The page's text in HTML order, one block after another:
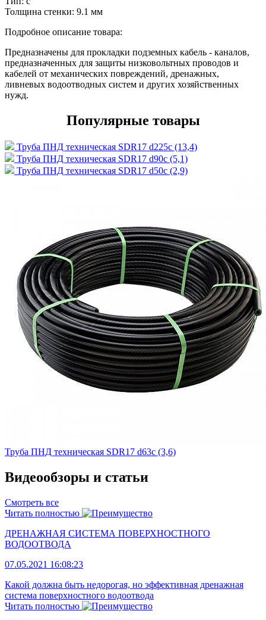
Толщина стенки: 9.1 мм
Подробное описание товара:
Предназначены для прокладки подземных кабель - каналов,
предназначенных для защиты низковольтных проводов и
кабелей от механических повреждений, дренажных,
ливневых водоотводных систем и других хозяйственных
нужд.
Популярные товары
Труба ПНД техническая SDR17 d225с (13,4)
Труба ПНД техническая SDR17 d90с (5,1)
Труба ПНД техническая SDR17 d50с (2,9)
Труба ПНД техническая SDR17 d63с (3,6)
Видеообзоры и статьи
Смотреть все
Читать полностью
ДРЕНАЖНАЯ СИСТЕМА ПОВЕРХНОСТНОГО
ВОДООТВОДА
07.05.2021 16:08:23
Какой должна быть недорогая, но эффективная дренажная
система поверхностного водоотвода
Читать полностью